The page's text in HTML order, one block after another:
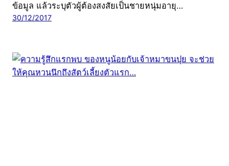
ข้อมูล แล้วระบุตัวผู้ต้องสงสัยเป็นชายหนุ่มอายุ…
30/12/2017